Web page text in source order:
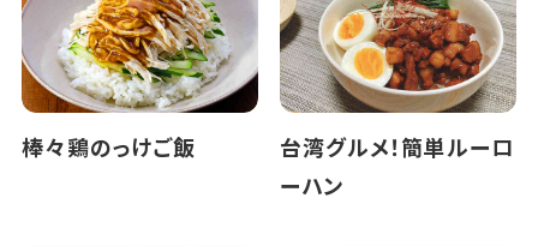
棒々鶏のっけご飯
台湾グルメ！簡単ルーロ
ーハン